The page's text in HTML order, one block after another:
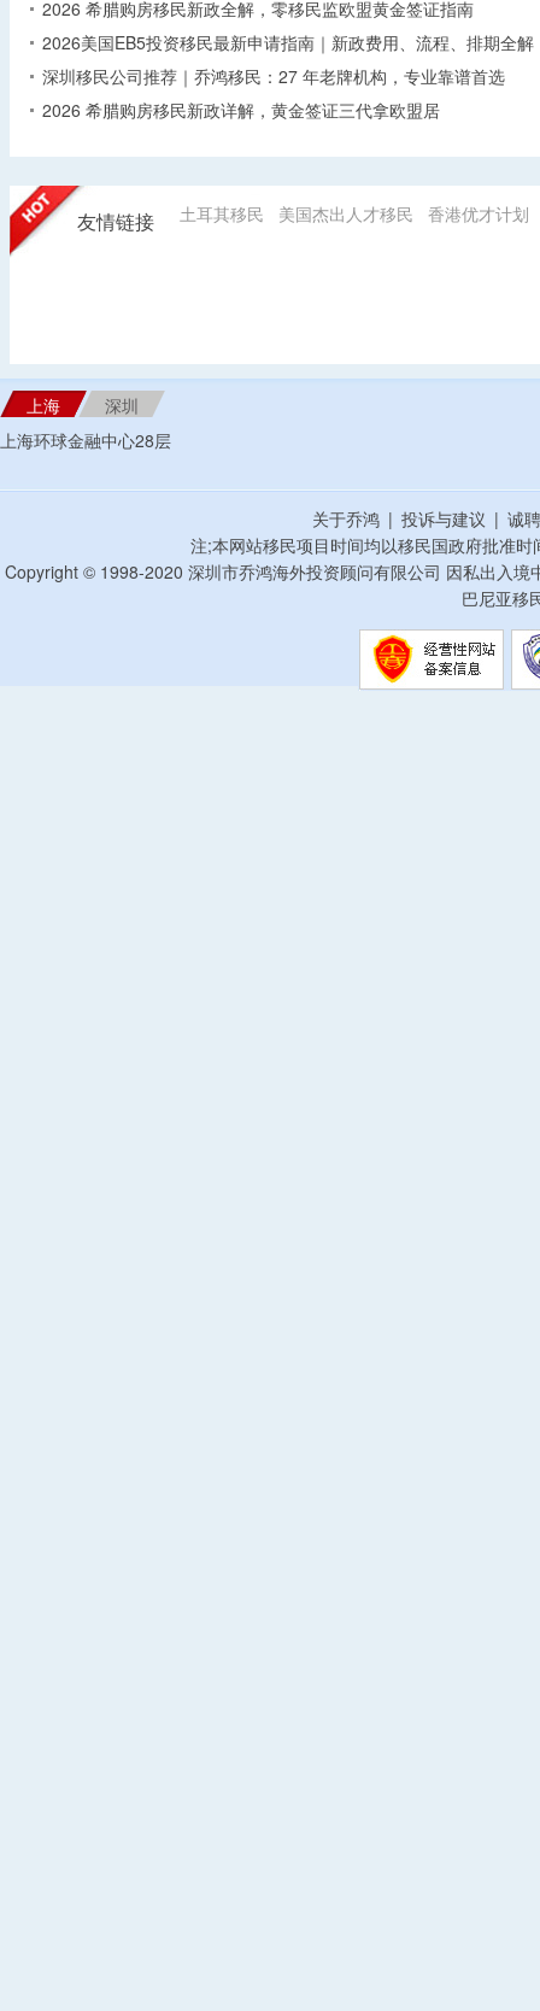
2026 希腊购房移民新政全解，零移民监欧盟黄金签证指南
2026美国EB5投资移民最新申请指南｜新政费用、流程、排期全解
深圳移民公司推荐｜乔鸿移民：27 年老牌机构，专业靠谱首选
2026 希腊购房移民新政详解，黄金签证三代拿欧盟居
友情链接 土耳其移民 美国杰出人才移民 香港优才计划
上海
深圳
上海环球金融中心28层
关于乔鸿 | 投诉与建议 | 诚
注;本网站移民项目时间均以移民国政府批准
Copyright © 1998-2020 深圳市乔鸿海外投资顾问有限公司 因私出入
巴尼亚移